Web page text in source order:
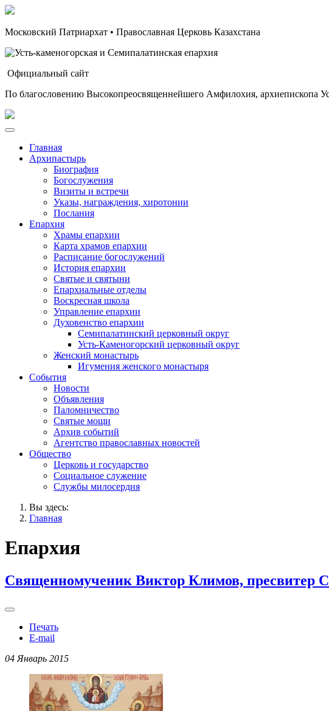
Московский Патриархат • Православная Церковь Казахстана
Официальный сайт
По благословению Высокопреосвященнейшего Амфилохия, архиепископа
Главная
Архипастырь
Биография
Богослужения
Визиты и встречи
Указы, награждения, хиротонии
Послания
Епархия
Храмы епархии
Карта храмов епархии
Расписание богослужений
История епархии
Святые и святыни
Епархиальные отделы
Воскресная школа
Управление епархии
Духовенство епархии
Семипалатинский церковный округ
Усть-Каменогорский церковный округ
Женский монастырь
Игумения женского монастыря
События
Новости
Объявления
Паломничество
Святые мощи
Архив событий
Агентство православных новостей
Общество
Церковь и государство
Социальное служение
Службы милосердия
Вы здесь:
Главная
Епархия
Священномученик Виктор Климов, пресвитер
Печать
E-mail
04 Январь 2015